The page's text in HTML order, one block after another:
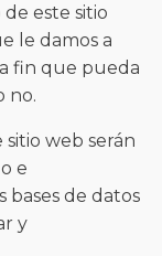
este sitio
le damos a
fin que pueda
no.
sitio web serán
e
bases de datos
y